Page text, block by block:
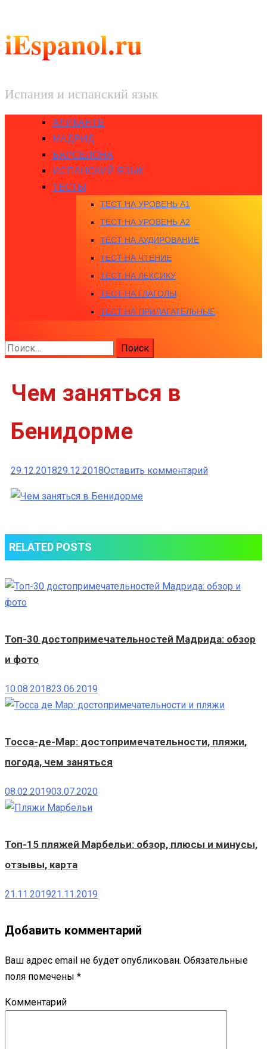
iEspanol.ru
Испания и испанский язык
АЛИКАНТЕ
МАДРИД
БАРСЕЛОНА
ИСПАНСКИЙ ЯЗЫК
ТЕСТЫ
ТЕСТ НА УРОВЕНЬ A1
ТЕСТ НА УРОВЕНЬ A2
ТЕСТ НА АУДИРОВАНИЕ
ТЕСТ НА ЧТЕНИЕ
ТЕСТ НА ЛЕКСИКУ
ТЕСТ НА ГЛАГОЛЫ
ТЕСТ НА ПРИЛАГАТЕЛЬНЫЕ
Найти:
Чем заняться в
Бенидорме
29.12.201829.12.2018Оставить комментарийк
Бенидорме
RELATED POSTS
Топ-30 достопримечательностей Мадрида: обзор
и фото
10.08.201823.06.2019
Тосса-де-Мар: достопримечательности, пляжи,
погода, чем заняться
08.02.201903.07.2020
Топ-15 пляжей Марбельи: обзор, плюсы и минусы,
отзывы, карта
21.11.201921.11.2019
Добавить комментарий
Ваш адрес email не будет опубликован. Обязательные
поля помечены *
Комментарий